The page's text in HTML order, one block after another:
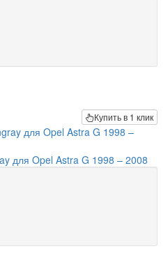
Купить в 1 клик
для Opel Astra G 1998 – 2008